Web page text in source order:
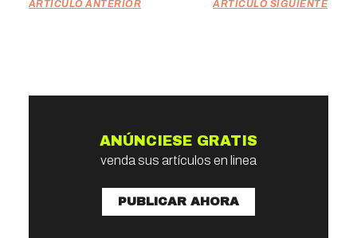
ARTÍCULO ANTERIOR ARTÍCULO SIGUIENTE
ANÚNCIESE GRATIS
venda sus artículos en linea
PUBLICAR AHORA